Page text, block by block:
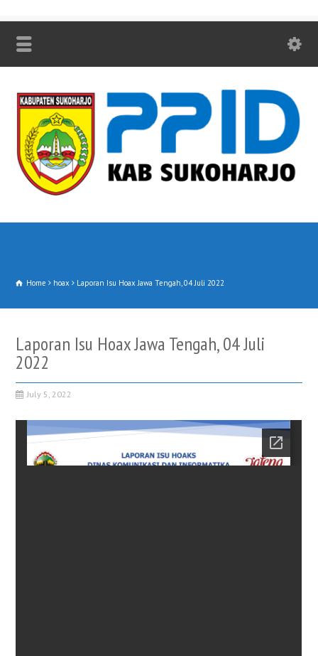
Home hoax Laporan Isu Hoax Jawa Tengah, 04 Juli 2022
Laporan Isu Hoax Jawa Tengah, 04 Juli
2022
July 5, 2022